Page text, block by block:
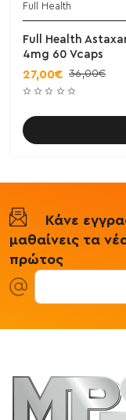
Full Health
Full Health
4mg 60 Vcaps
27,00€ 36,00€
Κάνε
μαθαίνεις τα
πρώτος